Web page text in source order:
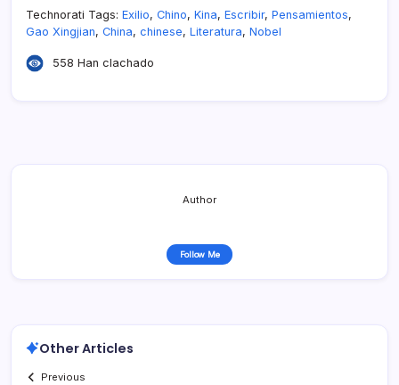
Technorati Tags: Exilio, Chino, Kina, Escribir, Pensamientos,
Gao Xingjian, China, chinese, Literatura, Nobel
558 Han clachado
Author
Follow Me
Other Articles
Previous